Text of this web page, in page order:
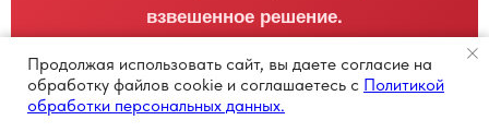
взвешенное решение.
Узнать цену нового двигателя →
Продолжая использовать сайт, вы даете согласие на
обработку файлов cookie и соглашаетесь с Политикой
обработки персональных данных.